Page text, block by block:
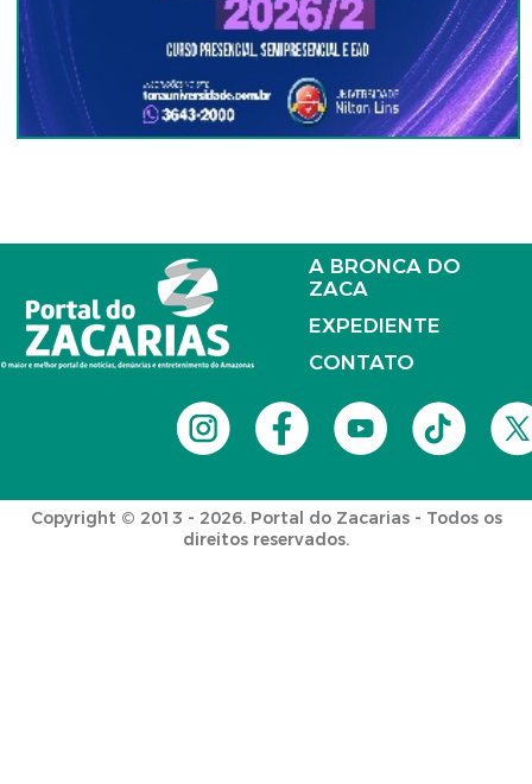
A BRONCA DO
ZACA
EXPEDIENTE
CONTATO
Copyright © 2013 - 2026. Portal do Zacarias - Todos os
direitos reservados.